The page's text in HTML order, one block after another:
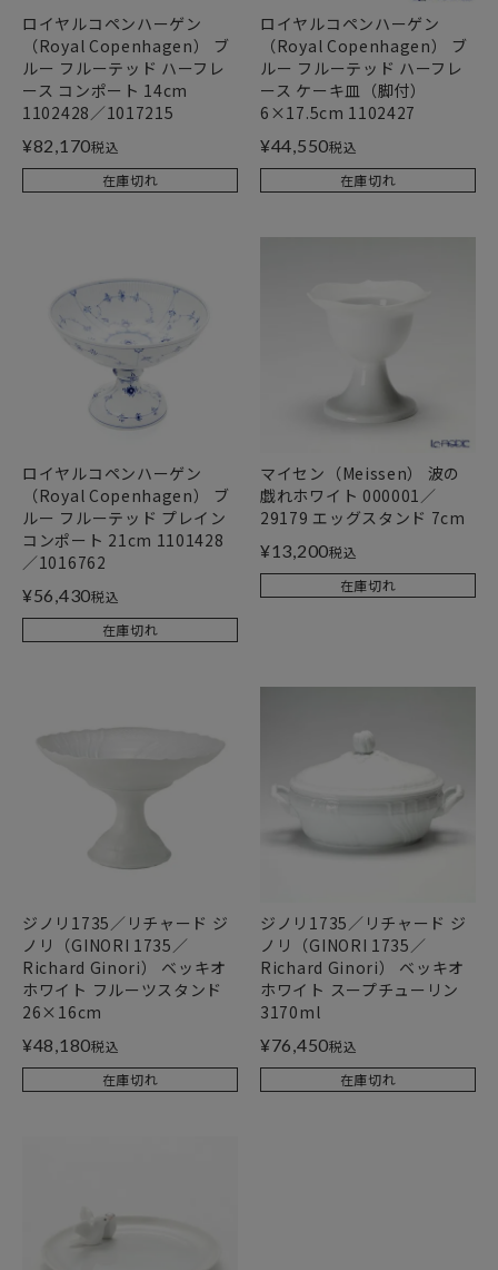
ロイヤルコペンハーゲン
（Royal Copenhagen） ブ
ルー フルーテッド ハーフレ
ース コンポート 14cm
1102428／1017215
¥82,170税込
在庫切れ
ロイヤルコペンハーゲン
（Royal Copenhagen） ブ
ルー フルーテッド ハーフレ
ース ケーキ皿（脚付）
6×17.5cm 1102427
¥44,550税込
在庫切れ
ロイヤルコペンハーゲン
（Royal Copenhagen） ブ
ルー フルーテッド プレイン
コンポート 21cm 1101428
／1016762
¥56,430税込
在庫切れ
マイセン（Meissen） 波の
戯れホワイト 000001／
29179 エッグスタンド 7cm
¥13,200税込
在庫切れ
ジノリ1735／リチャード ジ
ノリ（GINORI 1735／
Richard Ginori） ベッキオ
ホワイト フルーツスタンド
26×16cm
¥48,180税込
在庫切れ
ジノリ1735／リチャード ジ
ノリ（GINORI 1735／
Richard Ginori） ベッキオ
ホワイト スープチューリン
3170ml
¥76,450税込
在庫切れ